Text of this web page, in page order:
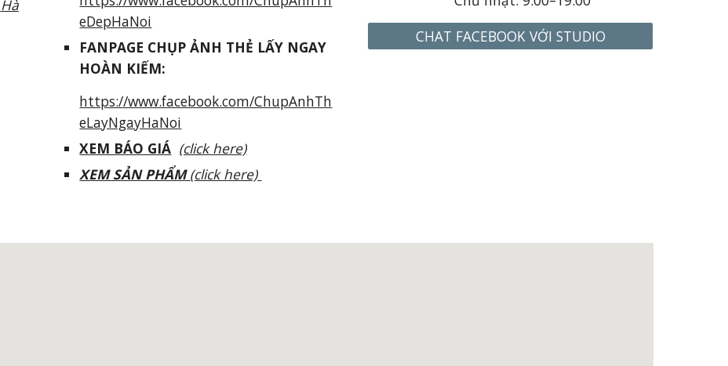
Hà
eDepHaNoi
FANPAGE CHỤP ẢNH THẺ LẤY NGAY
HOÀN KIẾM:
https://www.facebook.com/ChupAnhTh
eLayNgayHaNoi
XEM BÁO GIÁ (click here)
XEM SẢN PHẨM(click here)
CHAT FACEBOOK VỚI STUDIO